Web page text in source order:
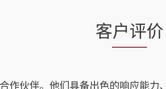
客户评价
作伙伴。他们具备出色的响应能